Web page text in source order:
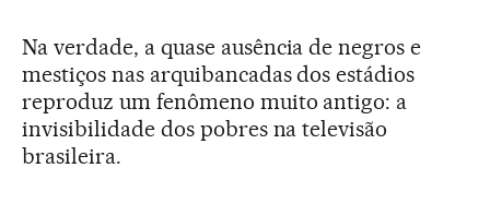
Na verdade, a quase ausência de negros e
mestiços nas arquibancadas dos estádios
reproduz um fenômeno muito antigo: a
invisibilidade dos pobres na televisão
brasileira.